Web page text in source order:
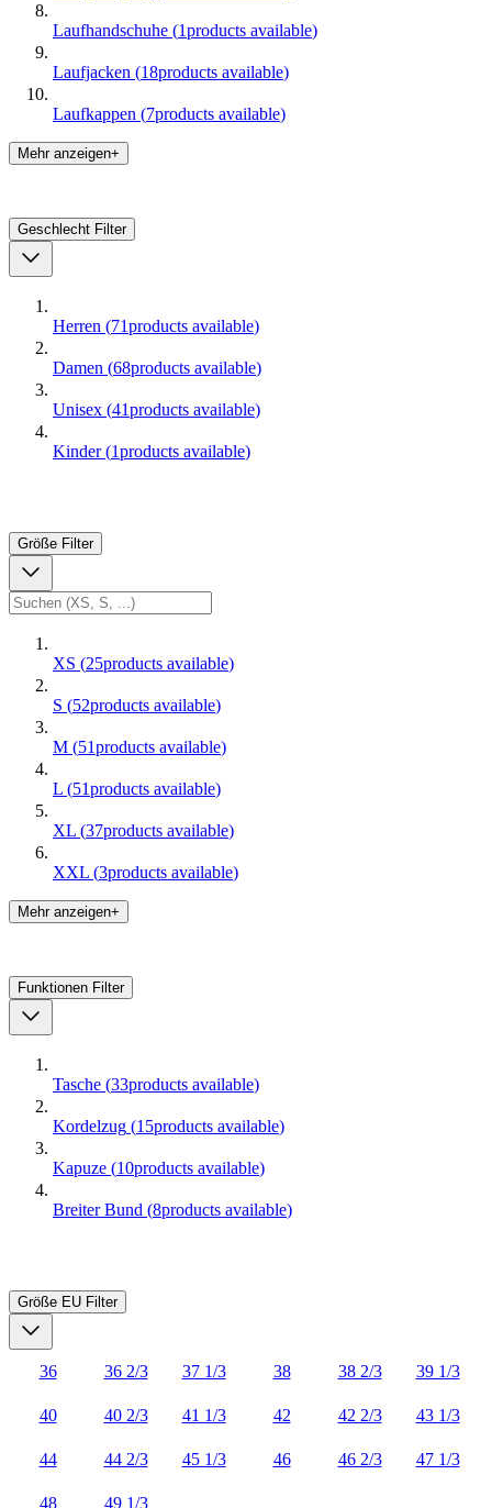
Laufhandschuhe (1products available)
Laufjacken (18products available)
Laufkappen (7products available)
Mehr anzeigen+
Geschlecht Filter
Herren (71products available)
Damen (68products available)
Unisex (41products available)
Kinder (1products available)
Größe Filter
XS (25products available)
S (52products available)
M (51products available)
L (51products available)
XL (37products available)
XXL (3products available)
Mehr anzeigen+
Funktionen Filter
Tasche (33products available)
Kordelzug (15products available)
Kapuze (10products available)
Breiter Bund (8products available)
Größe EU Filter
36 36 2/3 37 1/3 38 38 2/3 39 1/3
40 40 2/3 41 1/3 42 42 2/3 43 1/3
44 44 2/3 45 1/3 46 46 2/3 47 1/3
48 49 1/3